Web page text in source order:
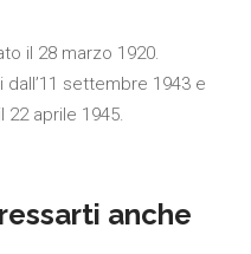
il 28 marzo 1920.
settembre 1943 e
aprile 1945.
anche